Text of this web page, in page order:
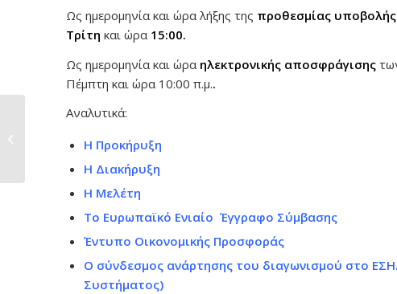
Ως ημερομηνία και ώρα λήξης της προθεσμίας
Τρίτη και ώρα 15:00.
Ως ημερομηνία και ώρα ηλεκτρονικής αποσφράγισης
Πέμπτη και ώρα 10:00 π.μ..
Αναλυτικά:
Η Προκήρυξη
Η Διακήρυξη
Η Μελέτη
Το Ευρωπαϊκό Ενιαίο Έγγραφο Σύμβασης
Έντυπο Οικονομικής Προσφοράς
Ο σύνδεσμος ανάρτησης του διαγωνισμού στο
Συστήματος)
Δημοσιεύτηκε η
εκσυγχρονισμού...